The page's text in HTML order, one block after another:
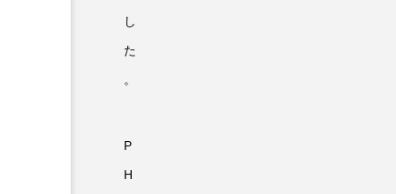
し
た
。
P
H